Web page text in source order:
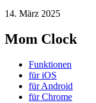
14. März 2025
Mom Clock
Funktionen
für iOS
für Android
für Chrome